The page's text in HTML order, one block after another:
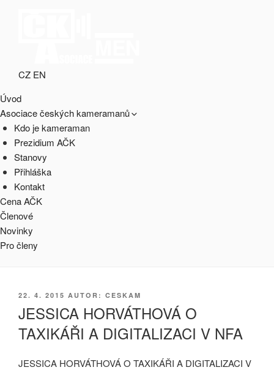
CZ EN
ASOCIACE ČESKÝCH
KAMERAMANŮ
Úvod
Asociace českých kameramanů
Kdo je kameraman
Prezidium AČK
Stanovy
Přihláška
Kontakt
Cena AČK
Členové
Novinky
Pro členy
PUBLIKOVÁNO
22. 4. 2015 AUTOR: CESKAM
JESSICA HORVÁTHOVÁ O
TAXIKÁŘI A DIGITALIZACI V NFA
JESSICA HORVÁTHOVÁ O TAXIKÁŘI A DIGITALIZACI V